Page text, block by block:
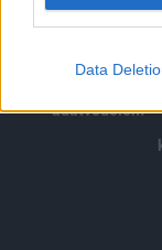
Data
impresszum
adatvédelem